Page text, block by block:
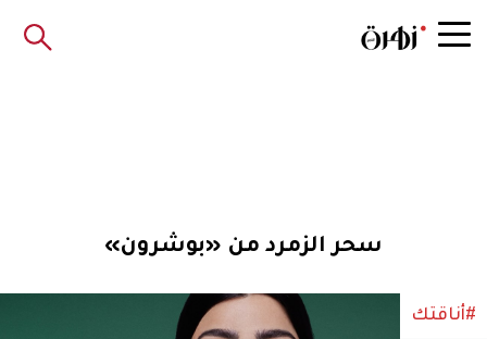
سحر الزمرد من «بوشرون»
#أناقتك